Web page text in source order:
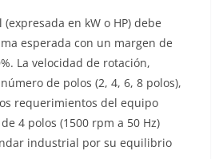
en kW o HP) debe
esperada con un margen de
La velocidad de rotación,
de polos (2, 4, 6, 8 polos),
requerimientos del equipo
4 polos (1500 rpm a 50 Hz)
industrial por su equilibrio